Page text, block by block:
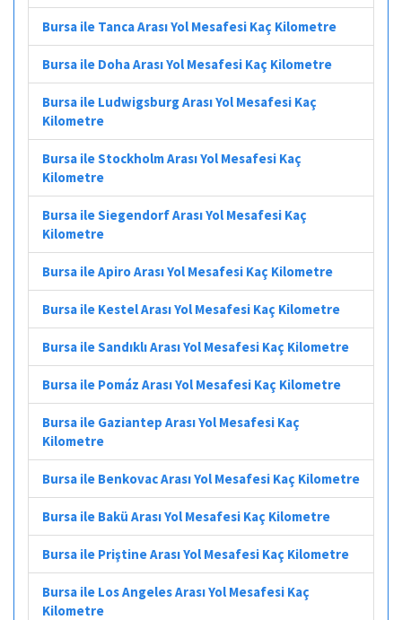
Bursa ile Tanca Arası Yol Mesafesi Kaç Kilometre
Bursa ile Doha Arası Yol Mesafesi Kaç Kilometre
Bursa ile Ludwigsburg Arası Yol Mesafesi Kaç
Kilometre
Bursa ile Stockholm Arası Yol Mesafesi Kaç
Kilometre
Bursa ile Siegendorf Arası Yol Mesafesi Kaç
Kilometre
Bursa ile Apiro Arası Yol Mesafesi Kaç Kilometre
Bursa ile Kestel Arası Yol Mesafesi Kaç Kilometre
Bursa ile Sandıklı Arası Yol Mesafesi Kaç Kilometre
Bursa ile Pomáz Arası Yol Mesafesi Kaç Kilometre
Bursa ile Gaziantep Arası Yol Mesafesi Kaç
Kilometre
Bursa ile Benkovac Arası Yol Mesafesi Kaç Kilometre
Bursa ile Bakü Arası Yol Mesafesi Kaç Kilometre
Bursa ile Priştine Arası Yol Mesafesi Kaç Kilometre
Bursa ile Los Angeles Arası Yol Mesafesi Kaç
Kilometre